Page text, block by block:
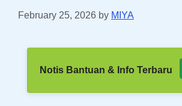
February 25, 2026 by MIYA
Notis Bantuan & Info Terbaru